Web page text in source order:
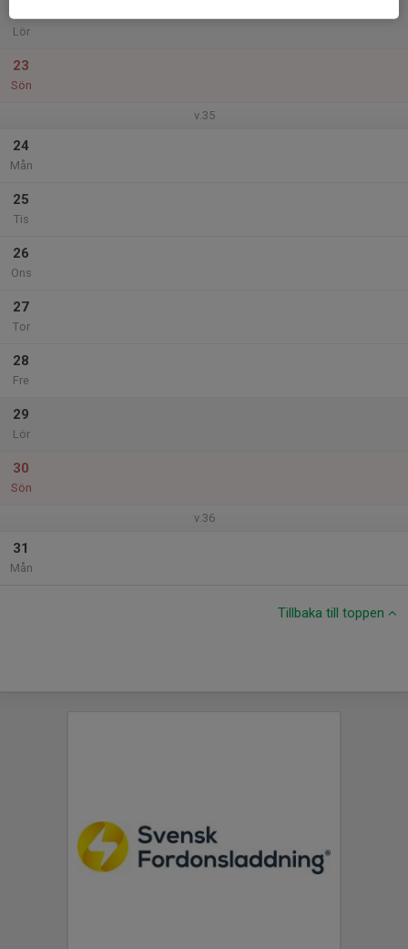
Lör
23
Sön
v.35
24
Mån
25
Tis
26
Ons
27
Tor
28
Fre
29
Lör
30
Sön
v.36
31
Mån
Tillbaka till toppen